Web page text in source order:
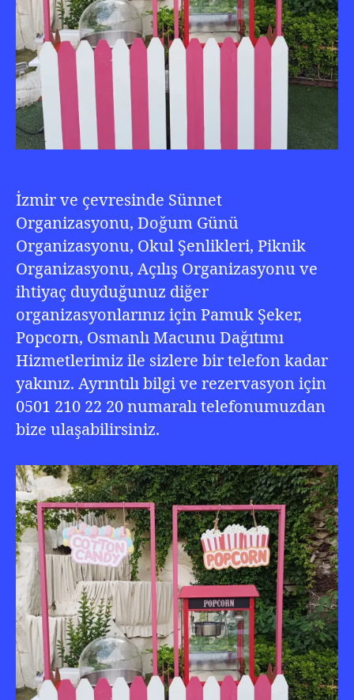
İzmir ve çevresinde Sünnet
Organizasyonu, Doğum Günü
Organizasyonu, Okul Şenlikleri, Piknik
Organizasyonu, Açılış Organizasyonu ve
ihtiyaç duyduğunuz diğer
organizasyonlarınız için Pamuk Şeker,
Popcorn, Osmanlı Macunu Dağıtımı
Hizmetlerimiz ile sizlere bir telefon kadar
yakınız. Ayrıntılı bilgi ve rezervasyon için
0501 210 22 20 numaralı telefonumuzdan
bize ulaşabilirsiniz.